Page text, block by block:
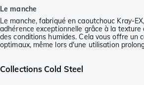
Le manche
Le manche, fabriqué en caoutchouc Kray-
adhérence exceptionnelle grâce à la texture
des conditions humides. Cela vous offre un
optimaux, même lors d'une utilisation
Collections Cold Steel